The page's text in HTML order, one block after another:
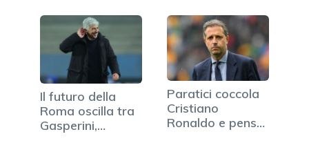
Il futuro della
Roma oscilla tra
Gasperini,
Paratici coccola
Cristiano
Ronaldo e pensa